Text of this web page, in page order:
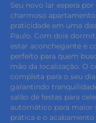
Seu novo lar espera
charmoso
praticidade em uma
Paulo. Com dois
estar aconchegante e
perfeito para quem
mão da localização. O
completa para o seu
garantindo
salão de festas para
automático para maior
prática e o